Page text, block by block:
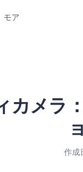
モア
カメラ
作成